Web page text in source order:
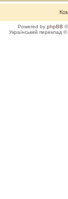
Powered by phpBB
Український переклад